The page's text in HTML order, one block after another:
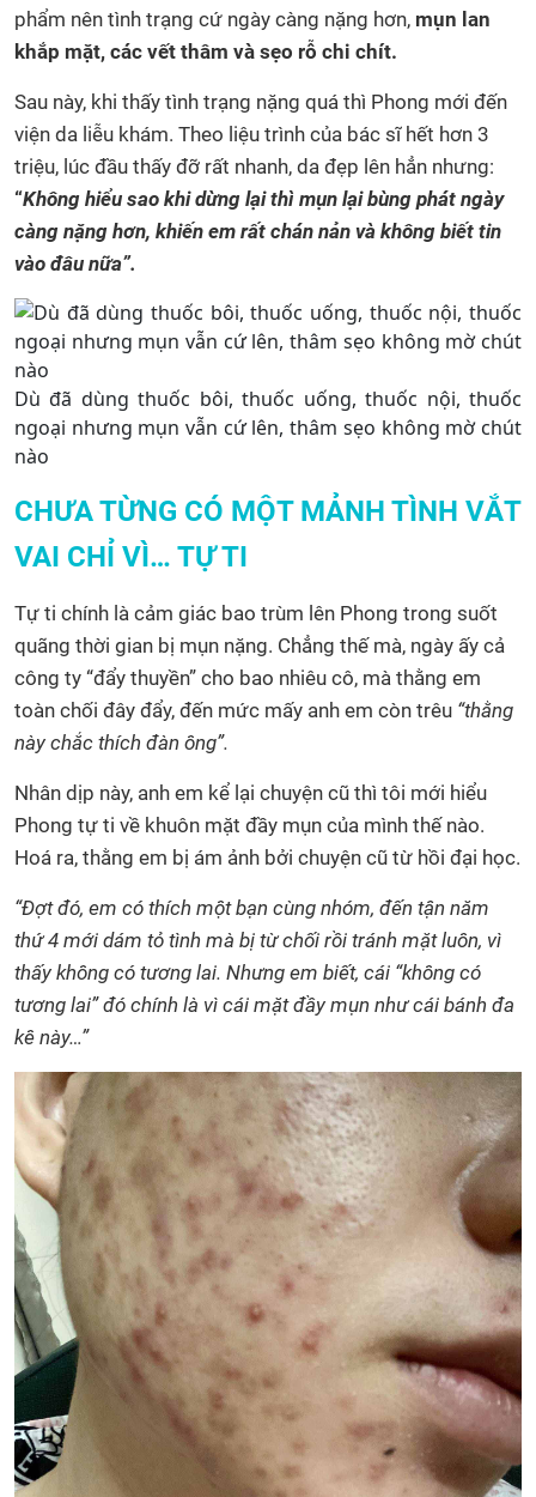
phẩm nên tình trạng cứ ngày càng nặng hơn, mụn lan
khắp mặt, các vết thâm và sẹo rỗ chi chít.
Sau này, khi thấy tình trạng nặng quá thì Phong mới đến
viện da liễu khám. Theo liệu trình của bác sĩ hết hơn 3
triệu, lúc đầu thấy đỡ rất nhanh, da đẹp lên hẳn nhưng:
“Không hiểu sao khi dừng lại thì mụn lại bùng phát ngày
càng nặng hơn, khiến em rất chán nản và không biết tin
vào đâu nữa”.
Dù đã dùng thuốc bôi, thuốc uống, thuốc nội, thuốc
ngoại nhưng mụn vẫn cứ lên, thâm sẹo không mờ chút
nào
CHƯA TỪNG CÓ MỘT MẢNH TÌNH VẮT
VAI CHỈ VÌ… TỰ TI
Tự ti chính là cảm giác bao trùm lên Phong trong suốt
quãng thời gian bị mụn nặng. Chẳng thế mà, ngày ấy cả
công ty “đẩy thuyền” cho bao nhiêu cô, mà thằng em
toàn chối đây đẩy, đến mức mấy anh em còn trêu “thằng
này chắc thích đàn ông”.
Nhân dịp này, anh em kể lại chuyện cũ thì tôi mới hiểu
Phong tự ti về khuôn mặt đầy mụn của mình thế nào.
Hoá ra, thằng em bị ám ảnh bởi chuyện cũ từ hồi đại học.
“Đợt đó, em có thích một bạn cùng nhóm, đến tận năm
thứ 4 mới dám tỏ tình mà bị từ chối rồi tránh mặt luôn, vì
thấy không có tương lai. Nhưng em biết, cái “không có
tương lai” đó chính là vì cái mặt đầy mụn như cái bánh đa
kê này…”